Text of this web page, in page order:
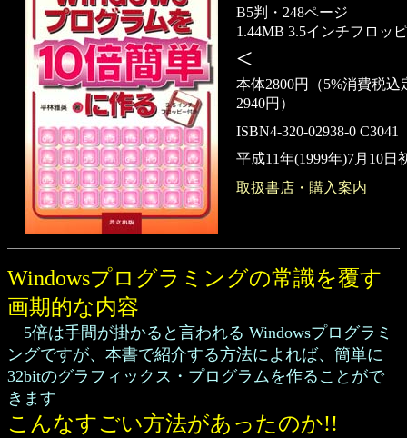
B5判・ 248ページ
1.44MB 3.5インチフロッ
<
本体2800円 （5%消費税込
2940円）
ISBN4-320-02938-0 C3041
平成11年(1999年)7月10日
取扱書店・購入案内
Windowsプログラミングの常識を覆す
画期的な内容
5倍は手間が掛かると言われる Windowsプログラミ
ングですが、本書で紹介する方法によれば、簡単に
32bitのグラフィックス・プログラムを作ることがで
きます
こんなすごい方法があったのか!!